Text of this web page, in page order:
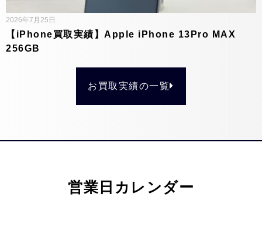
【iPhone買取実績】Apple iPhone 13Pro MAX
256GB
2026年7月25日
お買取実績の一覧
営業日カレンダー